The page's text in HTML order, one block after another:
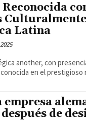
Latina
another, con
en el prestigioso
empresa
de